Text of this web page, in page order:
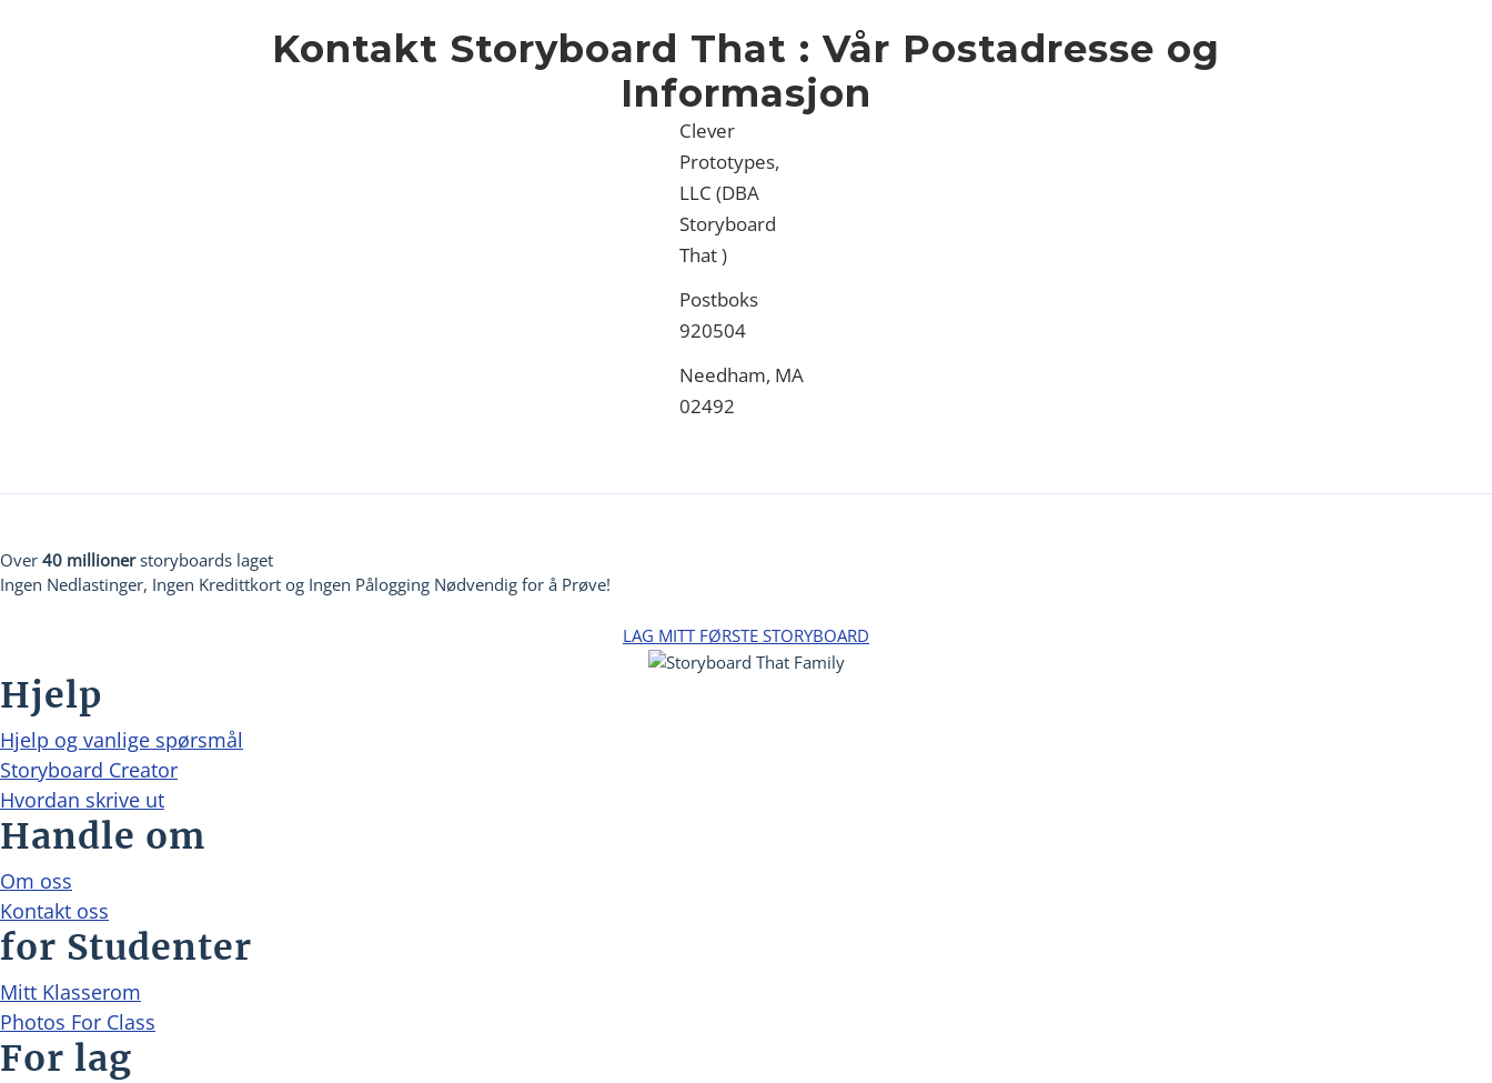
Kontakt Storyboard That : Vår Postadresse og
Informasjon
Clever
Prototypes,
LLC (DBA
Storyboard
That )
Postboks
920504
Needham, MA
02492
Over 40 millionerstoryboards laget
Ingen Nedlastinger, Ingen Kredittkort og Ingen Pålogging Nødvendig for å Prøve!
LAG MITT FØRSTE STORYBOARD
Hjelp
Hjelp og vanlige spørsmål
Storyboard Creator
Hvordan skrive ut
Handle om
Om oss
Kontakt oss
for Studenter
Mitt Klasserom
Photos For Class
For lag